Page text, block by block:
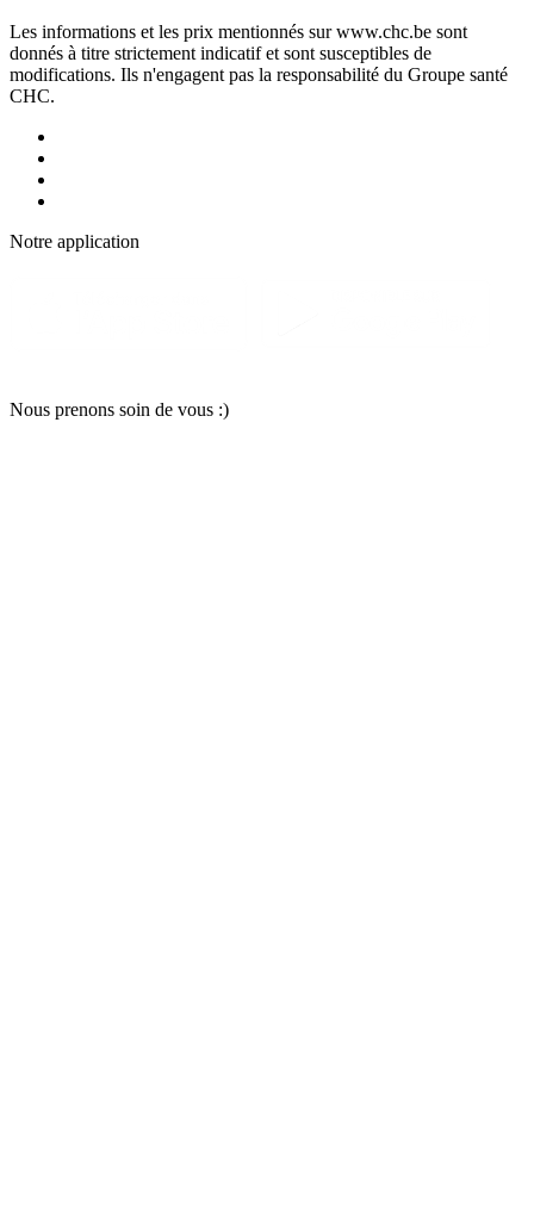
Les informations et les prix mentionnés sur www.chc.be sont
donnés à titre strictement indicatif et sont susceptibles de
modifications. Ils n'engagent pas la responsabilité du Groupe santé
CHC.
Notre application
Nous prenons soin de vous :)